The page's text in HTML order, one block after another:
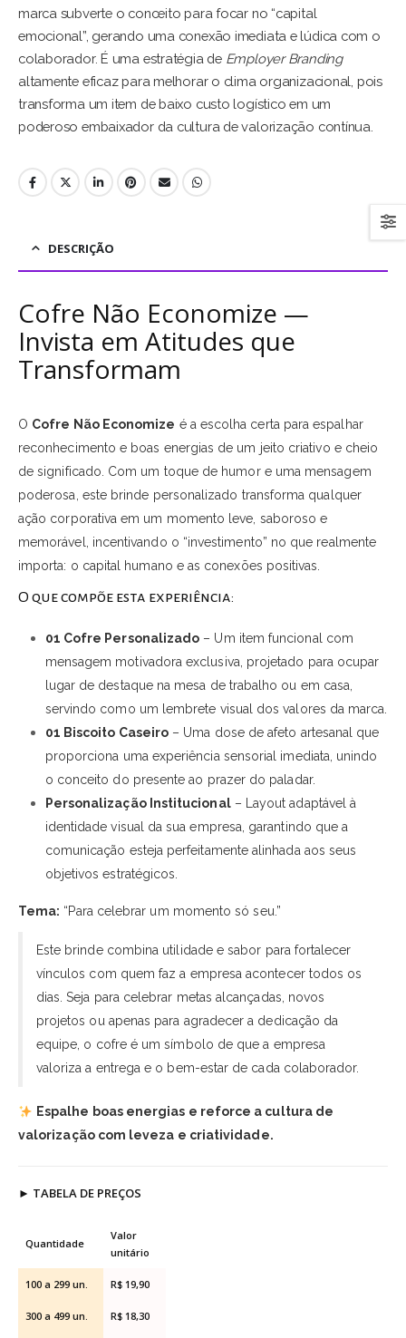
marca subverte o conceito para focar no “capital
emocional”, gerando uma conexão imediata e lúdica com o
colaborador. É uma estratégia de Employer Branding
altamente eficaz para melhorar o clima organizacional, pois
transforma um item de baixo custo logístico em um
poderoso embaixador da cultura de valorização contínua.
DESCRIÇÃO
Cofre Não Economize —
Invista em Atitudes que
Transformam
O Cofre Não Economize é a escolha certa para espalhar
reconhecimento e boas energias de um jeito criativo e cheio
de significado. Com um toque de humor e uma mensagem
poderosa, este brinde personalizado transforma qualquer
ação corporativa em um momento leve, saboroso e
memorável, incentivando o “investimento” no que realmente
importa: o capital humano e as conexões positivas.
O que compõe esta experiência:
01 Cofre Personalizado – Um item funcional com
mensagem motivadora exclusiva, projetado para ocupar
lugar de destaque na mesa de trabalho ou em casa,
servindo como um lembrete visual dos valores da marca.
01 Biscoito Caseiro – Uma dose de afeto artesanal que
proporciona uma experiência sensorial imediata, unindo
o conceito do presente ao prazer do paladar.
Personalização Institucional– Layout adaptável à
identidade visual da sua empresa, garantindo que a
comunicação esteja perfeitamente alinhada aos seus
objetivos estratégicos.
Tema: “Para celebrar um momento só seu.”
Este brinde combina utilidade e sabor para fortalecer
vínculos com quem faz a empresa acontecer todos os
dias. Seja para celebrar metas alcançadas, novos
projetos ou apenas para agradecer a dedicação da
equipe, o cofre é um símbolo de que a empresa
valoriza a entrega e o bem-estar de cada colaborador.
Espalhe boas energias e reforce a cultura de
valorização com leveza e criatividade.
► TABELA DE PREÇOS
Quantidade
Valor
unitário
100 a 299 un. R$ 19,90
300 a 499 un. R$ 18,30